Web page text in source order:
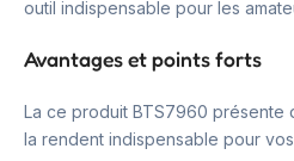
outil indispensable pour les
Avantages et points forts
La ce produit BTS7960 présente
la rendent indispensable pour